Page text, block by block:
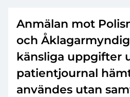
Anmälan mot
och
känsliga uppgifter
patientjournal
användes utan